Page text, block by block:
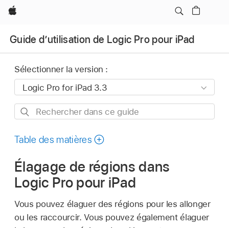
Apple
Guide d’utilisation de Logic Pro pour iPad
Sélectionner la version :
Rechercher
ce
Table des matières
Élagage de régions dans
Logic Pro pour iPad
Vous pouvez élaguer des régions pour les allonger
ou les raccourcir. Vous pouvez également élaguer